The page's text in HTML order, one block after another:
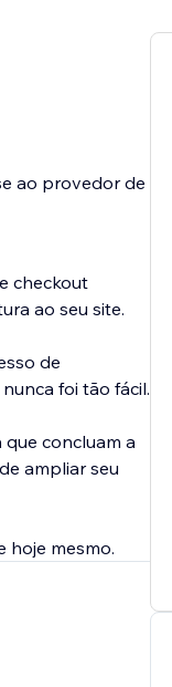
ao provedor de
checkout
ao seu site.
de
foi tão fácil.
concluam a
ampliar seu
hoje mesmo.